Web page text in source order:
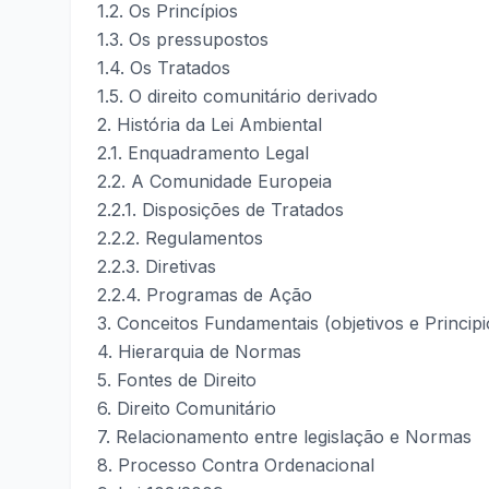
1.2. Os Princípios
1.3. Os pressupostos
1.4. Os Tratados
1.5. O direito comunitário derivado
2. História da Lei Ambiental
2.1. Enquadramento Legal
2.2. A Comunidade Europeia
2.2.1. Disposições de Tratados
2.2.2. Regulamentos
2.2.3. Diretivas
2.2.4. Programas de Ação
3. Conceitos Fundamentais (objetivos e
4. Hierarquia de Normas
5. Fontes de Direito
6. Direito Comunitário
7. Relacionamento entre legislação e Normas
8. Processo Contra Ordenacional